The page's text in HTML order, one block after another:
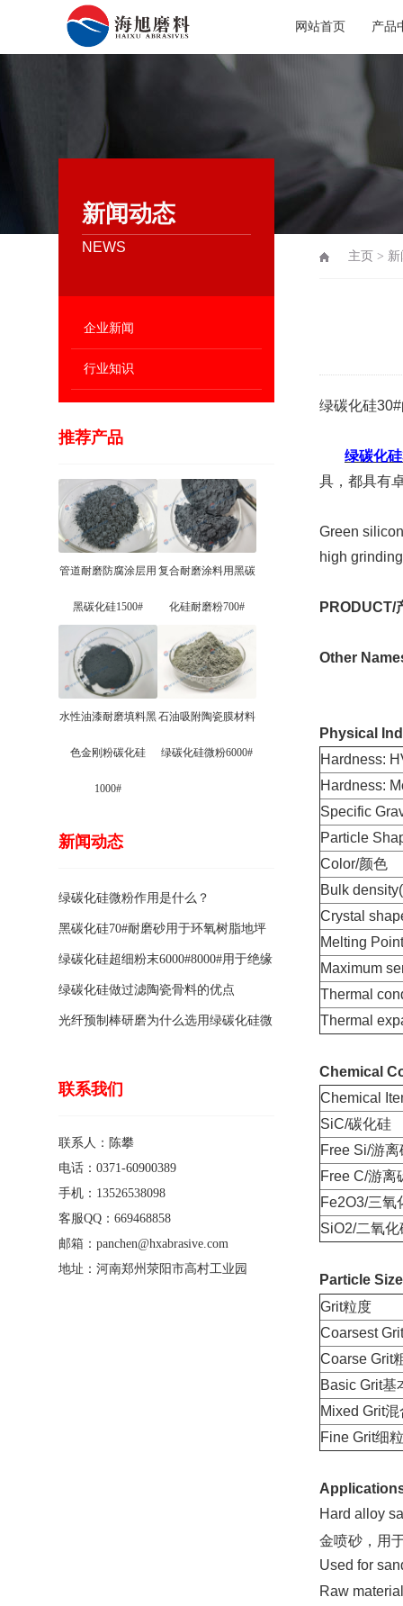
网站首页 产品
新闻动态
NEWS
企业新闻
行业知识
推荐产品
管道耐磨防腐涂层用
黑碳化硅1500#
复合耐磨涂料用黑碳
化硅耐磨粉700#
水性油漆耐磨填料黑
色金刚粉碳化硅
1000#
石油吸附陶瓷膜材料
绿碳化硅微粉6000#
新闻动态
绿碳化硅微粉作用是什么？
黑碳化硅70#耐磨砂用于环氧树脂地坪
骨料的特点有哪些？
绿碳化硅超细粉末6000#8000#用于绝缘
涂料的优点
绿碳化硅做过滤陶瓷骨料的优点
光纤预制棒研磨为什么选用绿碳化硅微
联系我们
联系人：陈攀
电话：0371-60900389
手机：13526538098
客服QQ：669468858
邮箱：panchen@hxabrasive.com
地址：河南郑州荥阳市高村工业园
主页 >
绿碳化硅
绿碳化
具，都具有
Green
high
PRODUCT/
Other
Physical
Hardness:
Hardness:
Specific
Particle
Color/颜色
Bulk
Crystal
Melting
Maximum
Thermal
Thermal
Chemical
Chemical
SiC/碳化硅
Free Si/游离
Free C/游离
Fe2O3/三氧
SiO2/二氧化
Particle
Grit粒度
Coarsest
Coarse Grit
Basic Grit基
Mixed Grit混
Fine Grit细粒
Hard alloy
金喷砂，用
Used for
Raw